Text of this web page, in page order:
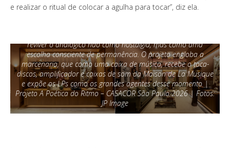
e realizar o ritual de colocar a agulha para tocar”, diz ela.
reviver o analógico não como nostalgia, mas como uma
escolha consciente de permanência. O projeto engloba a
marcenaria, que como uma caixa de música, recebe o toca-
discos, amplificador e caixas de som da Maison de La Musique
e expõe os LPs como os grandes agentes desse momento |
Projeto A Poética do Ritmo – CASACOR São Paulo 2026 | Fotos:
JP Image